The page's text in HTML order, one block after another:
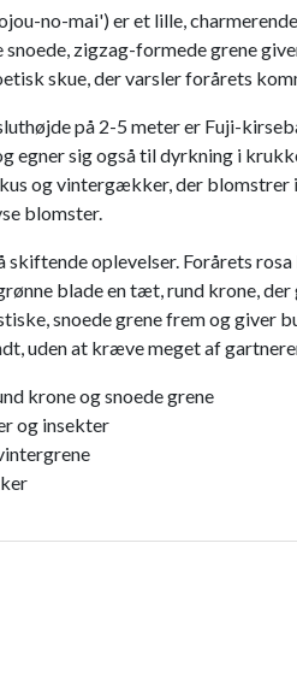
no-mai') er et lille,
zigzag-formede grene
skue, der varsler forårets
på 2-5 meter er Fuji-
sig også til dyrkning i
og vintergækker, der blomstrer
blomster.
skiftende oplevelser. Forårets
blade en tæt, rund krone,
snoede grene frem og giver
uden at kræve meget af
krone og snoede grene
og insekter